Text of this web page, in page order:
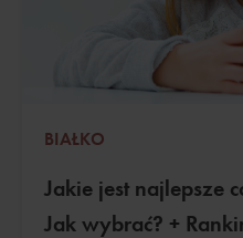
BIAŁKO
Jakie jest najlepsze
Jak wybrać? +